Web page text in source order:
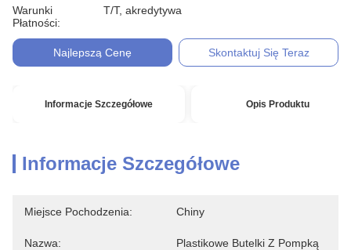
Warunki
Płatności:
T/T, akredytywa
Najlepszą Cenę Skontaktuj Się Teraz
Informacje Szczegółowe Opis Produktu
Informacje Szczegółowe
Miejsce Pochodzenia: Chiny
Nazwa: Plastikowe Butelki Z Pompką